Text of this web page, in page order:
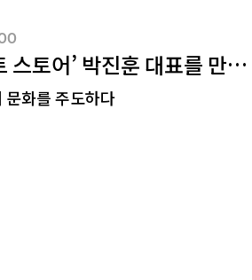
스토어’ 박진훈 대표를 만나다
문화를 주도하다